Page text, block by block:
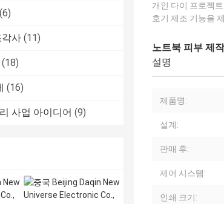
(6)
사 (11)
(18)
(16)
사업 아이디어 (9)
개인 다이 프로젝
호기 제조 기능을
노트북 피부 제
설명
제품명:
설계:
판매 후:
제어 시스템:
인쇄 크기: